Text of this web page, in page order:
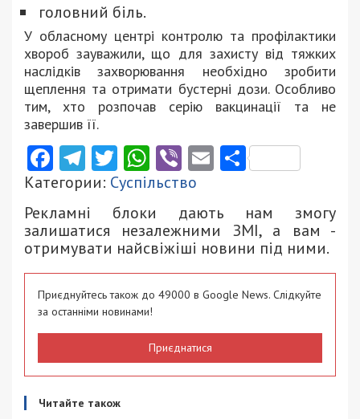
головний біль.
У обласному центрі контролю та профілактики
хвороб зауважили, що для захисту від тяжких
наслідків захворювання необхідно зробити
щеплення та отримати бустерні дози. Особливо
тим, хто розпочав серію вакцинації та не
завершив її.
Facebook
Telegram
Twitter
WhatsApp
ViberEmail
Категории: Суспільство
Рекламні блоки дають нам змогу
залишатися незалежними ЗМІ, а вам -
отримувати найсвіжіші новини під ними.
Приєднуйтесь також до 49000 в Google News. Слідкуйте
за останніми новинами!
Приєднатися
Читайте також